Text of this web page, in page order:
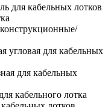
для кабельных лотков
угловая для кабельных
для кабельных
кабельного лотка